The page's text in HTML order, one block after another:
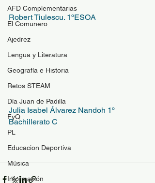
AFD Complementarias
El Comunero
Ajedrez
Lengua y Literatura
Geografía e Historia
Retos STEAM
Día Juan de Padilla
FyQ
PL
Educacion Deportiva
Música
Información
Robert Tiulescu. 1ºESOA
Julia Isabel Álvarez Nandoh 1º
Bachillerato C